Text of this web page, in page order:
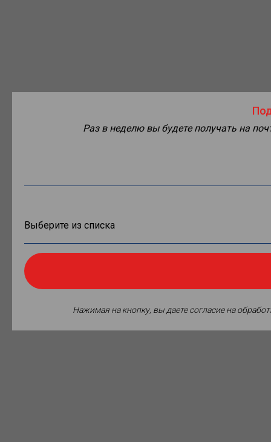
Раз в неделю вы будете получать на
Нажимая на кнопку, вы даете согласие на